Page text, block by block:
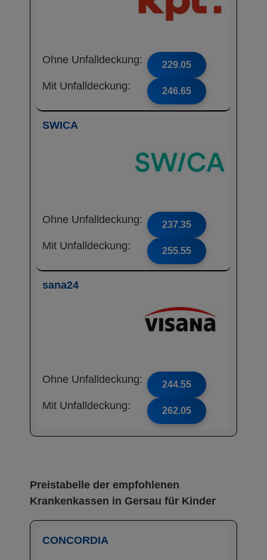
Ohne Unfalldeckung: 229.05
Mit Unfalldeckung: 246.65
SWICA
Ohne Unfalldeckung: 237.35
Mit Unfalldeckung: 255.55
sana24
Ohne Unfalldeckung: 244.55
Mit Unfalldeckung: 262.05
Preistabelle der empfohlenen
Krankenkassen in Gersau für Kinder
CONCORDIA